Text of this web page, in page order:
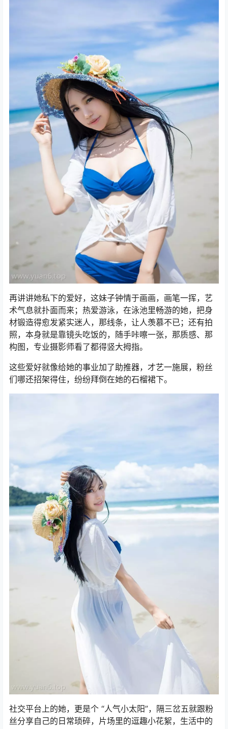
再讲讲她私下的爱好，这妹子钟情于画画，画笔一挥，艺
术气息就扑面而来；热爱游泳，在泳池里畅游的她，把身
材锻造得愈发紧实迷人，那线条，让人羡慕不已；还有拍
照，本身就是靠镜头吃饭的，随手咔嚓一张，那质感、那
构图，专业摄影师看了都得竖大拇指。
这些爱好就像给她的事业加了助推器，才艺一施展，粉丝
们哪还招架得住，纷纷拜倒在她的石榴裙下。
社交平台上的她，更是个 “人气小太阳”，隔三岔五就跟粉
丝分享自己的日常琐碎，片场里的逗趣小花絮，生活中的